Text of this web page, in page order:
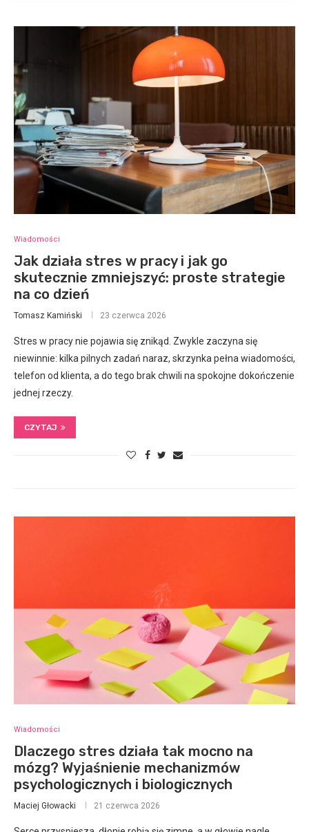
Wiadomości
Jak działa stres w pracy i jak go
skutecznie zmniejszyć: proste strategie
na co dzień
Tomasz Kamiński 23 czerwca 2026
Stres w pracy nie pojawia się znikąd. Zwykle zaczyna się
niewinnie: kilka pilnych zadań naraz, skrzynka pełna wiadomości,
telefon od klienta, a do tego brak chwili na spokojne dokończenie
jednej rzeczy.
CZYTAJ
Wiadomości
Dlaczego stres działa tak mocno na
mózg? Wyjaśnienie mechanizmów
psychologicznych i biologicznych
Maciej Głowacki 21 czerwca 2026